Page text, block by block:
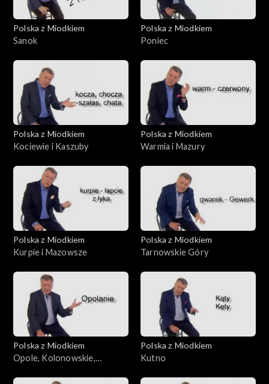
Polska z Miodkiem
Sanok
Polska z Miodkiem
Poniec
Polska z Miodkiem
Kociewie i Kaszuby
Polska z Miodkiem
Warmia i Mazury
Polska z Miodkiem
Kurpie i Mazowsze
Polska z Miodkiem
Tarnowskie Góry
Polska z Miodkiem
Opole, Kolonowskie,
Polska z Miodkiem
Kutno